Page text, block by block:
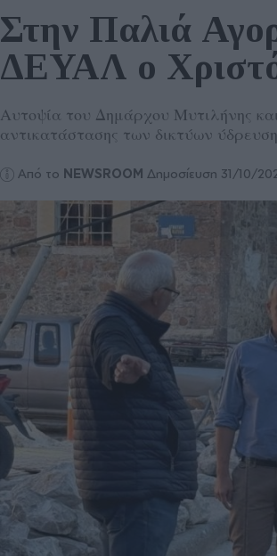
Στην Παλιά
ΔΕΥΑΛ ο
Αυτοψία του Δημάρχου Μυτιλήνης
αντικατάστασης των δικτύων
Από το NEWSROOM Δημοσίευση 31/10/